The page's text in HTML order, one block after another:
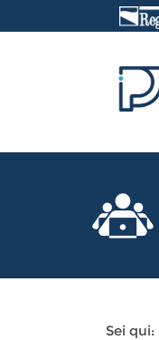
al
Sei qui: